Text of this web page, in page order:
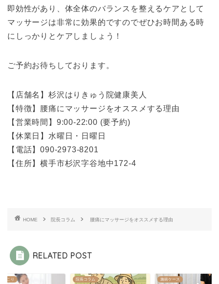
即効性があり、体全体のバランスを整えるケアとして
マッサージは非常に効果的ですのでぜひお時間ある時
にしっかりとケアしましょう！
ご予約お待ちしております。
【店舗名】杉沢はりきゅう院健康美人
【特徴】腰痛にマッサージをオススメする理由
【営業時間】9:00-22:00 (要予約)
【休業日】水曜日・日曜日
【電話】090-2973-8201
【住所】横手市杉沢字谷地中172-4
HOME 院長コラム 腰痛にマッサージをオススメする理由
RELATED POST
肩こり 院長コラム 施術ケース